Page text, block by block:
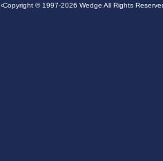
‹Copyright © 1997-2026 Wedge All Rights